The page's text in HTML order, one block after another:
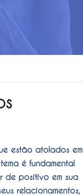
estão atolados em
é fundamental
de positivo em sua
relacionamentos,